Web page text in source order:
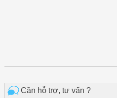
Cần hỗ trợ, tư vấn ?